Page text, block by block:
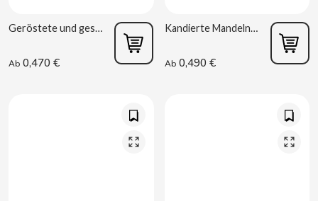
Geröstete und geschälte Kürbiskerne 80g La Baturrica
Ab 0,470 €
Kandierte Mandeln 32g La Baturrica
Ab 0,490 €